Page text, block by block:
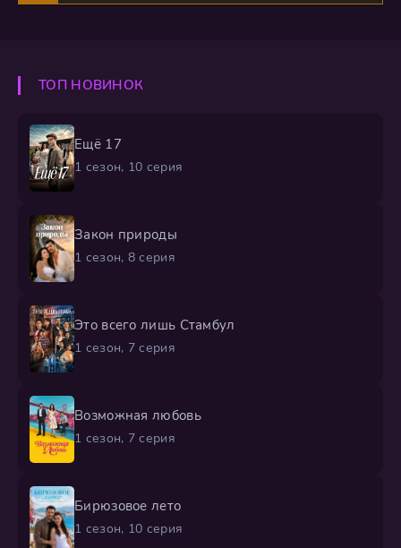
ТОП НОВИНОК
Ещё 17
1 сезон, 10 серия
Закон природы
1 сезон, 8 серия
Это всего лишь Стамбул
1 сезон, 7 серия
Возможная любовь
1 сезон, 7 серия
Бирюзовое лето
1 сезон, 10 серия